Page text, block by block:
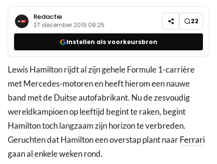
Redactie
27 december 2019 08:25 22
Instellen als voorkeursbron
Lewis Hamilton rijdt al zijn gehele Formule 1-carrière
met Mercedes-motoren en heeft hierom een nauwe
band met de Duitse autofabrikant. Nu de zesvoudig
wereldkampioen op leeftijd begint te raken, begint
Hamilton toch langzaam zijn horizon te verbreden.
Geruchten dat Hamilton een overstap plant naarFerrari
gaan al enkele weken rond.